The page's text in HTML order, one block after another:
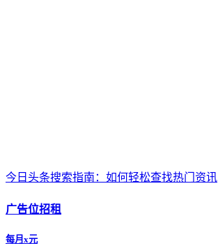
今日头条搜索指南：如何轻松查找热门资讯
广告位招租
每月x元